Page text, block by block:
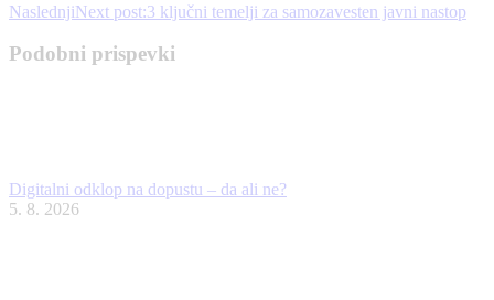
NaslednjiNext post:3 ključni temelji za samozavesten javni nastop
Podobni prispevki
Digitalni odklop na dopustu – da ali ne?
5. 8. 2026